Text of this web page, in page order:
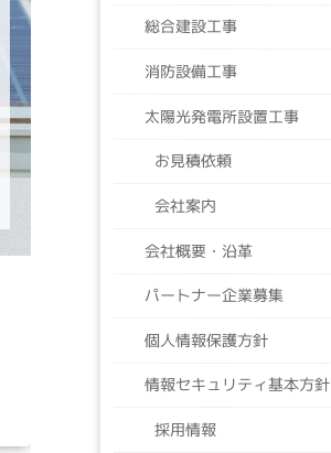
総合建設工事
消防設備工事
太陽光発電所設置工事
お見積依頼
会社案内
会社概要・沿革
パートナー企業募集
個人情報保護方針
情報セキュリティ基本方針
採用情報